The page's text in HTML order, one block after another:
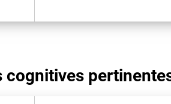
cognitives